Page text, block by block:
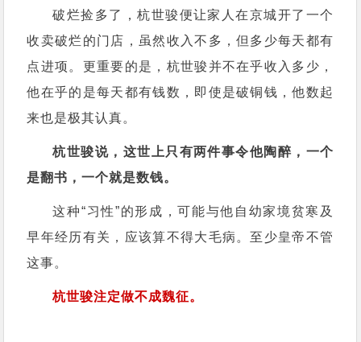
破烂捡多了，杭世骏便让家人在京城开了一个
收卖破烂的门店，虽然收入不多，但多少每天都有
点进项。更重要的是，杭世骏并不在乎收入多少，
他在乎的是每天都有钱数，即使是破铜钱，他数起
来也是极其认真。
杭世骏说，这世上只有两件事令他陶醉，一个
是翻书，一个就是数钱。
这种“习性”的形成，可能与他自幼家境贫寒及
早年经历有关，应该算不得大毛病。至少皇帝不管
这事。
杭世骏注定做不成魏征。